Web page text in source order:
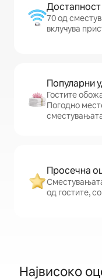
70 од
вклучува
Популарни
Гостите
Погодно
Просечна
од гостите,
Највисоко